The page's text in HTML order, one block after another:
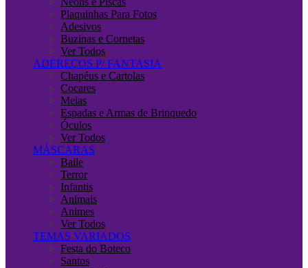
Plaquinhas Para Fotos
Adesivos
Buzinas e Cornetas
Ver Todos
ADEREÇOS P/ FANTASIA
Chapéus e Cartolas
Cocares
Meias
Espadas e Armas de Brinquedo
Óculos
Ver Todos
MÁSCARAS
Baile
Terror
Infantis
Animais
Animes
Ver Todos
TEMAS VARIADOS
Festa do Boteco
Santos